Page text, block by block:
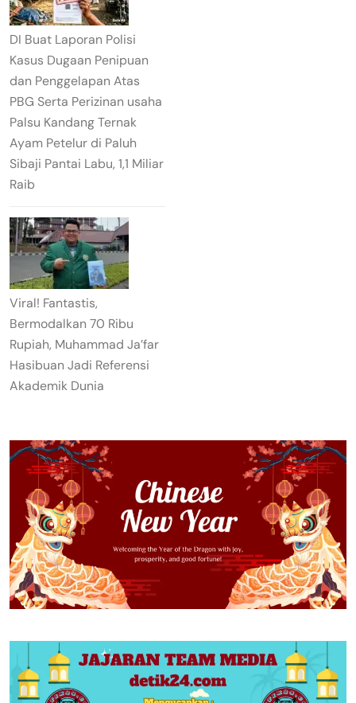
DI Buat Laporan Polisi
Kasus Dugaan Penipuan
dan Penggelapan Atas
PBG Serta Perizinan usaha
Palsu Kandang Ternak
Ayam Petelur di Paluh
Sibaji Pantai Labu, 1,1 Miliar
Raib
Viral! Fantastis,
Bermodalkan 70 Ribu
Rupiah, Muhammad Ja’far
Hasibuan Jadi Referensi
Akademik Dunia